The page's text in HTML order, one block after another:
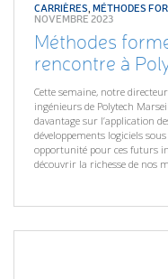
CARRIÈRES,MÉTHODES
NOVEMBRE 2023
Méthodes
rencontre à
Cette semaine, notre
ingénieurs de Polytech
davantage sur l’application
développements logiciels
opportunité pour ces futurs
découvrir la richesse de nos